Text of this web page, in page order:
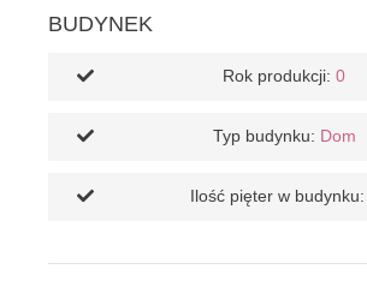
BUDYNEK
Rok produkcji: 0
Typ budynku: Dom
Ilość pięter w budynku: